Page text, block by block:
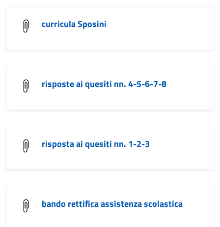
curricula Sposini
risposte ai quesiti nn. 4-5-6-7-8
risposta ai quesiti nn. 1-2-3
bando rettifica assistenza scolastica